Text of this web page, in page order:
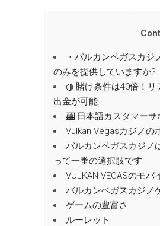
・バルカンベガスカジ
のみを提供していますか?
◍ 賭け条件は40倍！リ
出金が可能
🎰 日本語カスタマーサ
Vulkan Vegasカジノの
バルカンベガスカジノ
って一番の選択肢です
VULKAN VEGASのモバ
バルカンベガスカジノ
ゲームの豊富さ
ルーレット